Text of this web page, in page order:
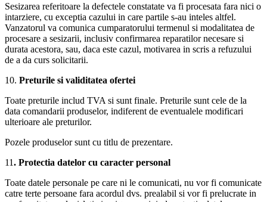
Sesizarea referitoare la defectele constatate va fi procesata fara nici o
intarziere, cu exceptia cazului in care partile s-au inteles altfel.
Vanzatorul va comunica cumparatorului termenul si modalitatea de
procesare a sesizarii, inclusiv confirmarea reparatilor necesare si
durata acestora, sau, daca este cazul, motivarea in scris a refuzului
de a da curs solicitarii.
10. Preturile si validitatea ofertei
Toate preturile includ TVA si sunt finale. Preturile sunt cele de la
data comandarii produselor, indiferent de eventualele modificari
ulterioare ale preturilor.
Pozele produselor sunt cu titlu de prezentare.
11. Protectia datelor cu caracter personal
Toate datele personale pe care ni le comunicati, nu vor fi comunicate
catre terte persoane fara acordul dvs. prealabil si vor fi prelucrate in